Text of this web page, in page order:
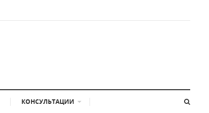
КОНСУЛЬТАЦИИ